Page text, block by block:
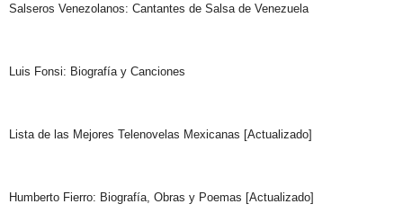
Salseros Venezolanos: Cantantes de Salsa de Venezuela
Luis Fonsi: Biografía y Canciones
Lista de las Mejores Telenovelas Mexicanas [Actualizado]
Humberto Fierro: Biografía, Obras y Poemas [Actualizado]